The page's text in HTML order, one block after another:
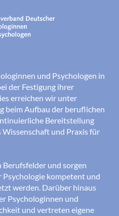
und Psychologen in
der Festigung ihrer
erreichen wir unter
beim Aufbau der beruflichen
Bereitstellung
und Praxis für
und sorgen
Psychologie kompetent und
werden. Darüber hinaus
Psychologinnen und
und vertreten eigene